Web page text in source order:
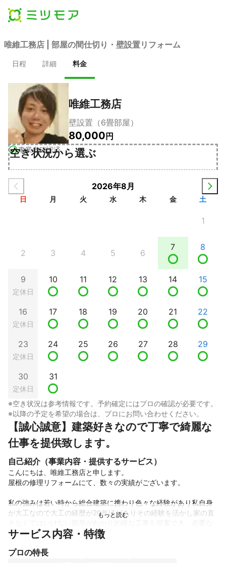
唯維工務店 | 部屋の間仕切り・壁設置リフォーム
日程 詳細 料金
事業者確認済
唯維工務店
壁設置（6畳部屋）
80,000 円
空き状況から選ぶ
2026年8月
日 月 火 水 木 金 土
1
2 3 4 5 6
7 8
9
定休日
10 11 12 13 14 15
16
定休日
17 18 19 20 21 22
23
定休日
24 25 26 27 28 29
30
定休日
31
※空き状況は参考情報です。予約確定にはプロの確認が必要です。
※以降の予定を希望の場合は、プロにお問い合わせください。
【誠心誠意】建築好きなので丁寧で綺麗な
仕事を提供致します。
自己紹介（事業内容・提供するサービス）
こんにちは、唯維工務店と申します。
屋根の修理リフォームにて、数々の実績がございます。
私の強みは若い時から総合建築に携わり色々な経験があり私自身
が大工なので大工の経歴が20年ほどありその経験を活かし家の直
い工事はおすすめしません。
もちろん私自身も屋根修理やリフォームの経験があり現場の指
サービス内容・特徴
プロの特長